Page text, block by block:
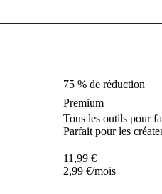
75 % de réduction
Premium
Tous les outils pour
Parfait pour les
11,99 €
2,99 €/mois